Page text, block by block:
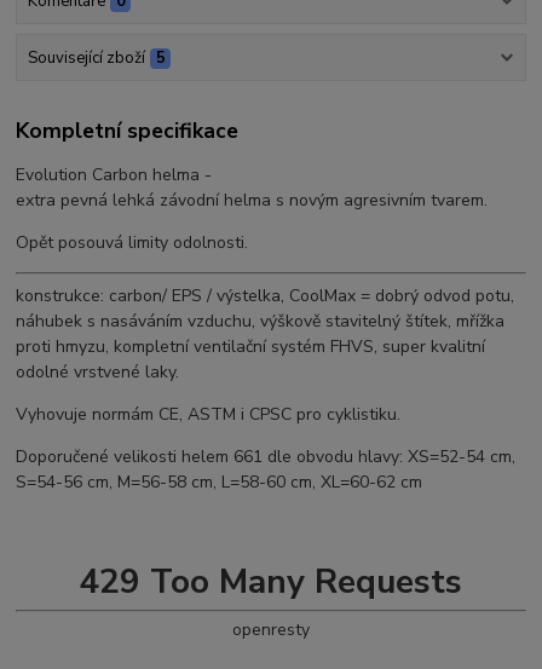
Související zboží 5
Kompletní specifikace
Evolution Carbon helma -
extra pevná lehká závodní helma s novým agresivním tvarem.
Opět posouvá limity odolnosti.
konstrukce: carbon/ EPS / výstelka, CoolMax = dobrý odvod potu,
náhubek s nasáváním vzduchu, výškově stavitelný štítek, mřížka
proti hmyzu, kompletní ventilační systém FHVS, super kvalitní
odolné vrstvené laky.
Vyhovuje normám CE, ASTM i CPSC pro cyklistiku.
Doporučené velikosti helem 661 dle obvodu hlavy: XS=52-54 cm,
S=54-56 cm, M=56-58 cm, L=58-60 cm, XL=60-62 cm
429 Too Many Requests
openresty